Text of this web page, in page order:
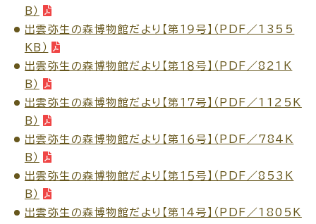
B）
出雲弥生の森博物館だより【第１９号】（PDF／1355
KB）
出雲弥生の森博物館だより【第１８号】（PDF／821K
B）
出雲弥生の森博物館だより【第１７号】（PDF／1125K
B）
出雲弥生の森博物館だより【第１６号】（PDF／784K
B）
出雲弥生の森博物館だより【第１５号】（PDF／853K
B）
出雲弥生の森博物館だより【第１４号】（PDF／1805K